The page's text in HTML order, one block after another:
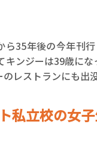
ら35年後の今年刊
キンジーは39歳に
レストランにも出
私立校の女